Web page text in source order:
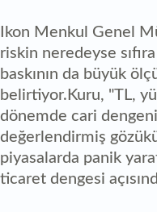
Ikon Menkul Genel
riskin neredeyse
baskının da büyük
belirtiyor.Kuru, "TL,
dönemde cari
değerlendirmiş
piyasalarda panik
ticaret dengesi